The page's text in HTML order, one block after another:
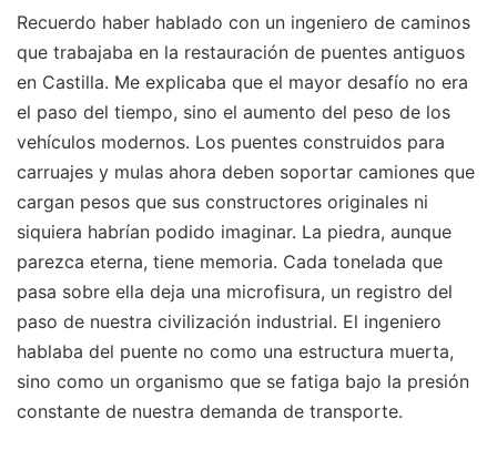
Recuerdo haber hablado con un ingeniero de caminos
que trabajaba en la restauración de puentes antiguos
en Castilla. Me explicaba que el mayor desafío no era
el paso del tiempo, sino el aumento del peso de los
vehículos modernos. Los puentes construidos para
carruajes y mulas ahora deben soportar camiones que
cargan pesos que sus constructores originales ni
siquiera habrían podido imaginar. La piedra, aunque
parezca eterna, tiene memoria. Cada tonelada que
pasa sobre ella deja una microfisura, un registro del
paso de nuestra civilización industrial. El ingeniero
hablaba del puente no como una estructura muerta,
sino como un organismo que se fatiga bajo la presión
constante de nuestra demanda de transporte.